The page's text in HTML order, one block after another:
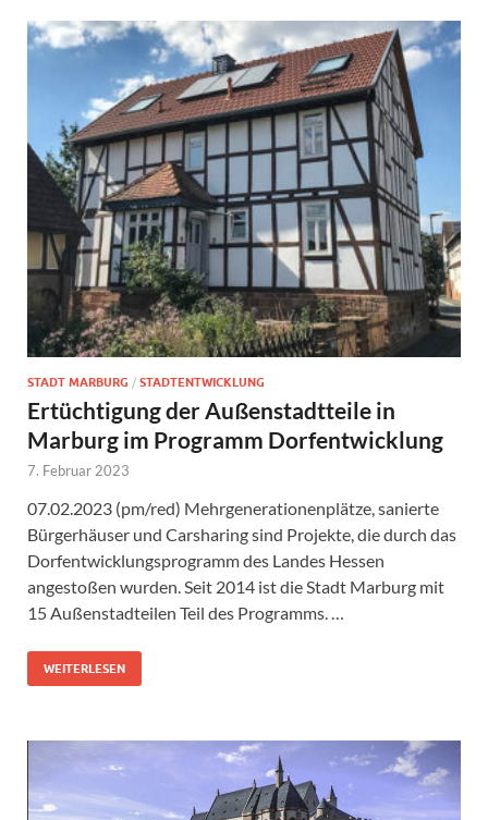
STADT MARBURG / STADTENTWICKLUNG
Ertüchtigung der Außenstadtteile in
Marburg im Programm Dorfentwicklung
7. Februar 2023
07.02.2023 (pm/red) Mehrgenerationenplätze, sanierte
Bürgerhäuser und Carsharing sind Projekte, die durch das
Dorfentwicklungsprogramm des Landes Hessen
angestoßen wurden. Seit 2014 ist die Stadt Marburg mit
15 Außenstadteilen Teil des Programms. …
WEITERLESEN